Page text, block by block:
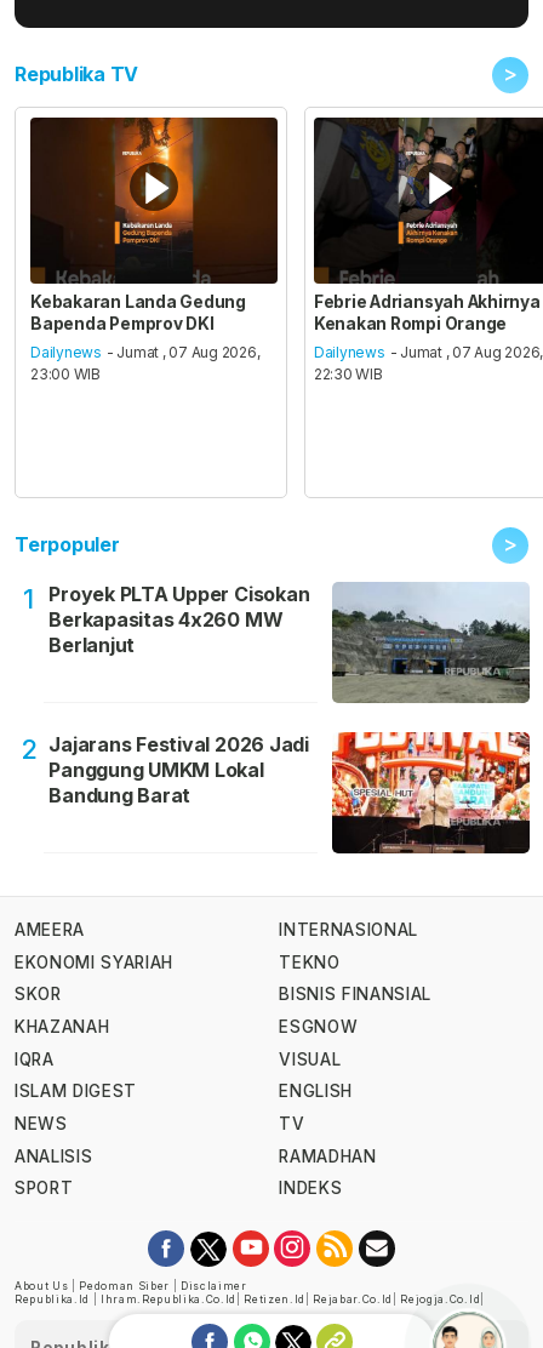
Republika TV >
Kebakaran Landa Gedung
Bapenda Pemprov DKI
Dailynews - Jumat , 07 Aug 2026,
23:00 WIB
Febrie Adriansyah Akhirnya
Kenakan Rompi Orange
Dailynews - Jumat , 07 Aug 2026,
22:30 WIB
Terpopuler >
1
Proyek PLTA Upper Cisokan
Berkapasitas 4x260 MW
Berlanjut
2 Jajarans Festival 2026 Jadi
Panggung UMKM Lokal
Bandung Barat
AMEERA
EKONOMI SYARIAH
SKOR
KHAZANAH
IQRA
ISLAM DIGEST
NEWS
ANALISIS
SPORT
INTERNASIONAL
TEKNO
BISNIS FINANSIAL
ESGNOW
VISUAL
ENGLISH
TV
RAMADHAN
INDEKS
About Us Pedoman Siber
Disclaimer
Republika.id
Ihram.republika.co.id Retizen.id Rejabar.co.id Rejogja.co.id